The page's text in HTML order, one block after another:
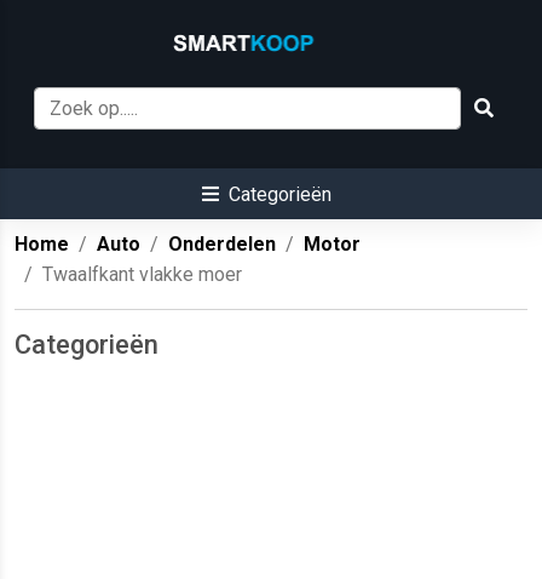
Categorieën
Home Auto Onderdelen
Motor
Twaalfkant vlakke moer
Categorieën